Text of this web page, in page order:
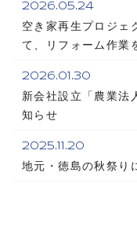
2026.05.24
空き家再生プロジェ
て、リフォーム作業
2026.01.30
新会社設立「農業法
知らせ
2025.11.20
地元・徳島の秋祭り